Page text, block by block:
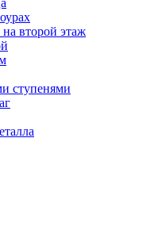
второй этаж
ступенями